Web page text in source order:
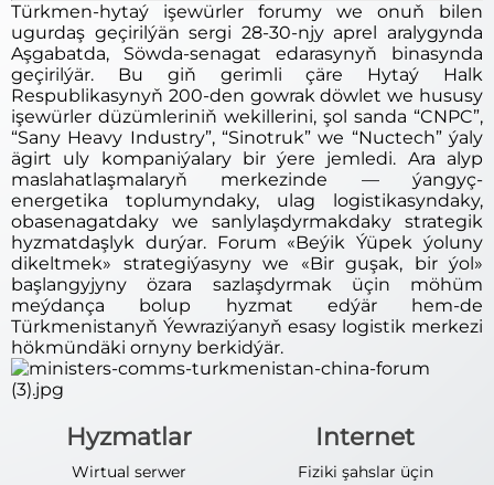
Türkmen-hytaý işewürler forumy we onuň bilen
ugurdaş geçirilýän sergi 28-30-njy aprel aralygynda
Aşgabatda, Söwda-senagat edarasynyň binasynda
geçirilýär. Bu giň gerimli çäre Hytaý Halk
Respublikasynyň 200-den gowrak döwlet we hususy
işewürler düzümleriniň wekillerini, şol sanda “CNPC”,
“Sany Heavy Industry”, “Sinotruk” we “Nuctech” ýaly
ägirt uly kompaniýalary bir ýere jemledi. Ara alyp
maslahatlaşmalaryň merkezinde — ýangyç-
energetika toplumyndaky, ulag logistikasyndaky,
obasenagatdaky we sanlylaşdyrmakdaky strategik
hyzmatdaşlyk durýar. Forum «Beýik Ýüpek ýoluny
dikeltmek» strategiýasyny we «Bir guşak, bir ýol»
başlangyjyny özara sazlaşdyrmak üçin möhüm
meýdança bolup hyzmat edýär hem-de
Türkmenistanyň Ýewraziýanyň esasy logistik merkezi
hökmündäki ornyny berkidýär.
Hyzmatlar
Wirtual serwer
Internet
Fiziki şahslar üçin